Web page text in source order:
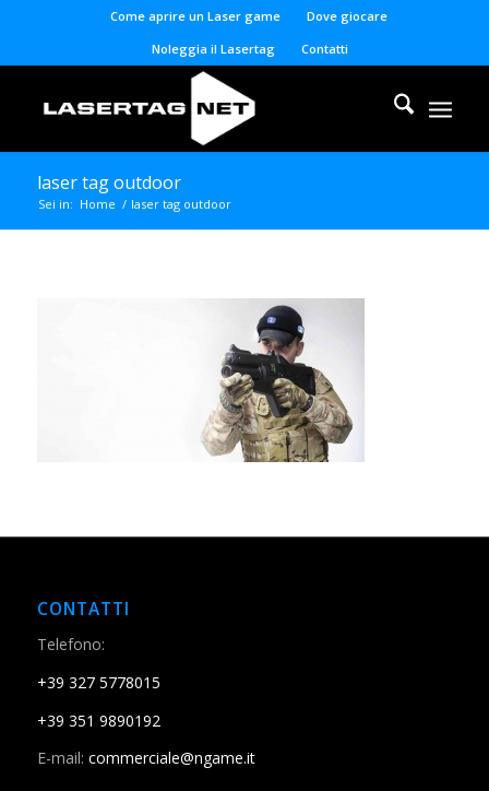
Come aprire un Laser game
Dove giocare
Noleggia il Lasertag
Contatti
laser tag outdoor
Sei in: Home / laser tag outdoor
CONTATTI
Telefono:
+39 327 5778015
+39 351 9890192
E-mail: commerciale@ngame.it